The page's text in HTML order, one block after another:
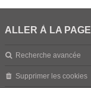
ALLER À LA PAGE
Recherche avancée
Supprimer les cookies